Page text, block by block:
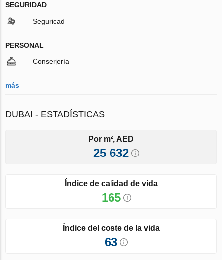
SEGURIDAD
Seguridad
PERSONAL
Conserjería
más
DUBAI - ESTADÍSTICAS
Por m², AED
25 632
Índice de calidad de vida
165
Índice del coste de la vida
63